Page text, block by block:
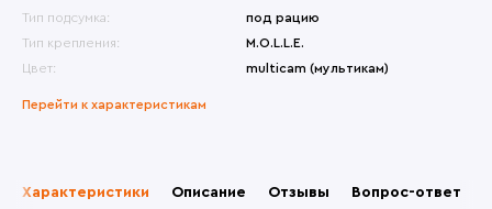
Тип подсумка:
под рацию
Тип крепления:
M.O.L.L.E.
Цвет:
multicam (мультикам)
Перейти к характеристикам
Характеристики Описание Отзывы Вопрос-ответ